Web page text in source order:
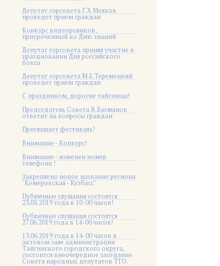
Депутат горсовета Г.Х.Мелков
проведет прием граждан
Конкурс видеороликов,
приуроченный ко Дню знаний
Депутат горсовета принял участие в
праздновании Дня российского
бокса
Депутат горсовета М.Е.Теремецкий
проведет прием граждан
С праздником, дорогие тайгинцы!
Председатель Совета В.Басманов
ответит на вопросы граждан
Приглашает фестиваль!
Внимание - Конкурс!
Внимание - изменен номер
телефона !
Закреплено новое название региона
"Кемеровская - Кузбасс"
Публичные слушания состоятся
23.05.2019 года в 10-00 часов!
Публичные слушания состоятся
27.06.2019 года в 14-00 часов!
13.06.2019 года в 14-00 часов в
актовом зале администрации
Тайгинского городского округа,
состоится внеочередное заседание
Совета народных депутатов ТГО.